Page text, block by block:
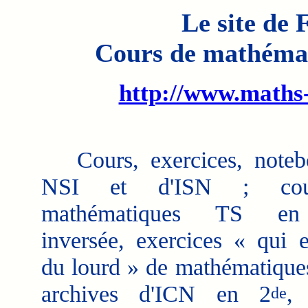
Le site de
Cours de
http://
Cours, exercices,
NSI et d'ISN ;
mathématiques TS
inversée, exercices « qui
du lourd » de
archives d'ICN en 2de,